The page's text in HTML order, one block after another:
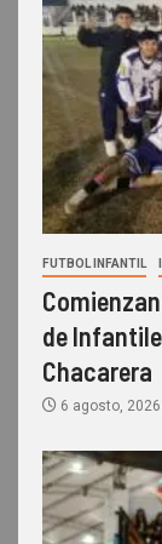
FUTBOL INFANTIL
de
Chacarera
6 agosto, 2026